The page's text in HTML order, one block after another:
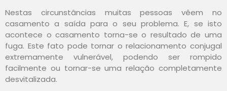
Nestas circunstâncias muitas pessoas vêem no
casamento a saída para o seu problema. E, se isto
acontece o casamento torna-se o resultado de uma
fuga. Este fato pode tornar o relacionamento conjugal
extremamente vulnerável, podendo ser rompido
facilmente ou tornar-se uma relação completamente
desvitalizada.